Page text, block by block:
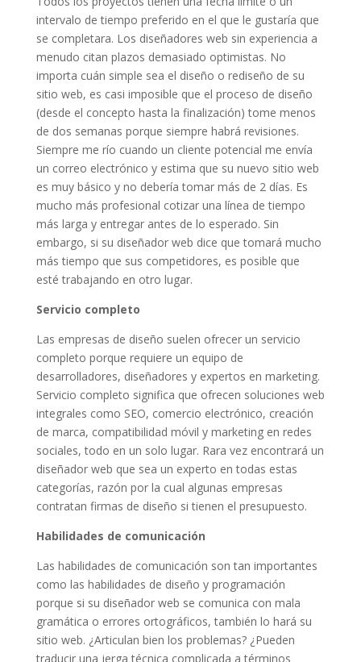
intervalo de tiempo preferido en el que le gustaría que
se completara. Los diseñadores web sin experiencia a
menudo citan plazos demasiado optimistas. No
importa cuán simple sea el diseño o rediseño de su
sitio web, es casi imposible que el proceso de diseño
(desde el concepto hasta la finalización) tome menos
de dos semanas porque siempre habrá revisiones.
Siempre me río cuando un cliente potencial me envía
un correo electrónico y estima que su nuevo sitio web
es muy básico y no debería tomar más de 2 días. Es
mucho más profesional cotizar una línea de tiempo
más larga y entregar antes de lo esperado. Sin
embargo, si su diseñador web dice que tomará mucho
más tiempo que sus competidores, es posible que
esté trabajando en otro lugar.
Servicio completo
Las empresas de diseño suelen ofrecer un servicio
completo porque requiere un equipo de
desarrolladores, diseñadores y expertos en marketing.
Servicio completo significa que ofrecen soluciones web
integrales como SEO, comercio electrónico, creación
de marca, compatibilidad móvil y marketing en redes
sociales, todo en un solo lugar. Rara vez encontrará un
diseñador web que sea un experto en todas estas
categorías, razón por la cual algunas empresas
contratan firmas de diseño si tienen el presupuesto.
Habilidades de comunicación
Las habilidades de comunicación son tan importantes
como las habilidades de diseño y programación
porque si su diseñador web se comunica con mala
gramática o errores ortográficos, también lo hará su
sitio web. ¿Articulan bien los problemas? ¿Pueden
traducir una jerga técnica complicada a términos